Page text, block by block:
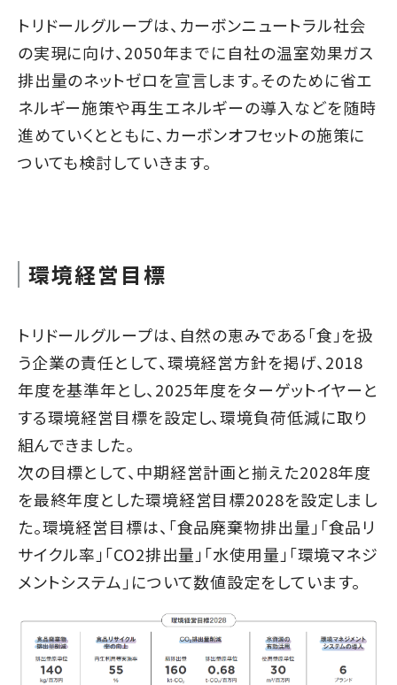
トリドールグループは、カーボンニュートラル社会
の実現に向け、2050年までに自社の温室効果ガス
排出量のネットゼロを宣言します。そのために省エ
ネルギー施策や再生エネルギーの導入などを随時
進めていくとともに、カーボンオフセットの施策に
ついても検討していきます。
環境経営目標
トリドールグループは、自然の恵みである「食」を扱
う企業の責任として、環境経営方針を掲げ、2018
年度を基準年とし、2025年度をターゲットイヤーと
する環境経営目標を設定し、環境負荷低減に取り
組んできました。
次の目標として、中期経営計画と揃えた2028年度
を最終年度とした環境経営目標2028を設定しまし
た。環境経営目標は、「食品廃棄物排出量」「食品リ
サイクル率」「CO2排出量」「水使用量」「環境マネジ
メントシステム」について数値設定をしています。